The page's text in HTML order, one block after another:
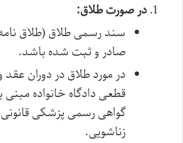
در صورت طلاق:
سند رسمی طلاق (طلاق
صادر و ثبت شده باشد.
در مورد طلاق در دوران
قطعی دادگاه خانواده
گواهی رسمی پزشکی قانونی
زناشویی.